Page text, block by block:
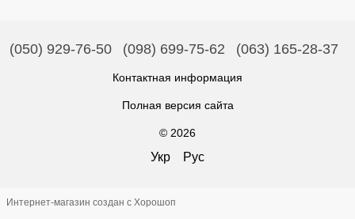
(050) 929-76-50 (098) 699-75-62 (063) 165-28-37
Контактная информация
Полная версия сайта
© 2026
Укр Рус
Интернет-магазин создан с Хорошоп